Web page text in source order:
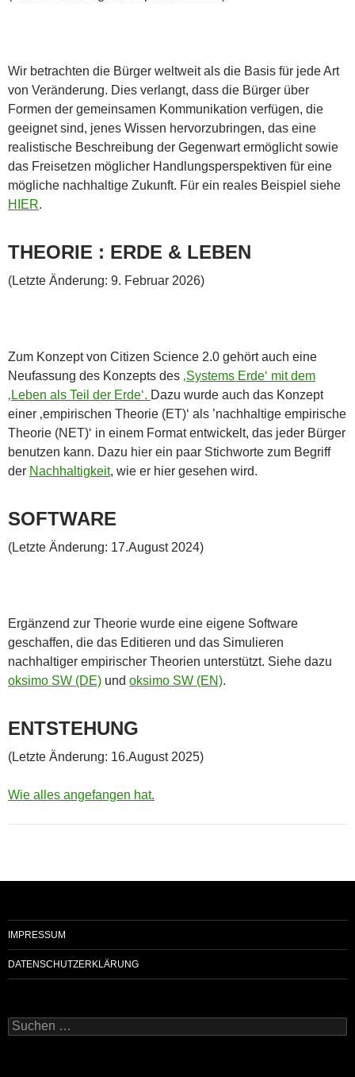
Wir betrachten die Bürger weltweit als die Basis für jede Art
von Veränderung. Dies verlangt, dass die Bürger über
Formen der gemeinsamen Kommunikation verfügen, die
geeignet sind, jenes Wissen hervorzubringen, das eine
realistische Beschreibung der Gegenwart ermöglicht sowie
das Freisetzen möglicher Handlungsperspektiven für eine
mögliche nachhaltige Zukunft. Für ein reales Beispiel siehe
HIER.
THEORIE : ERDE & LEBEN
(Letzte Änderung: 9. Februar 2026)
Zum Konzept von Citizen Science 2.0 gehört auch eine
Neufassung des Konzepts des ‚Systems Erde‘ mit dem
‚Leben als Teil der Erde‘. Dazu wurde auch das Konzept
einer ‚empirischen Theorie (ET)‘ als ’nachhaltige empirische
Theorie (NET)‘ in einem Format entwickelt, das jeder Bürger
benutzen kann. Dazu hier ein paar Stichworte zum Begriff
der Nachhaltigkeit, wie er hier gesehen wird.
SOFTWARE
(Letzte Änderung: 17.August 2024)
Ergänzend zur Theorie wurde eine eigene Software
geschaffen, die das Editieren und das Simulieren
nachhaltiger empirischer Theorien unterstützt. Siehe dazu
oksimo SW (DE) und oksimo SW (EN).
ENTSTEHUNG
(Letzte Änderung: 16.August 2025)
Wie alles angefangen hat.
IMPRESSUM
DATENSCHUTZERKLÄRUNG
Suchen
nach: